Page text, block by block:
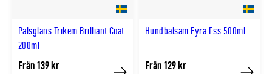
Pälsglans Trikem Brilliant Coat
200ml
Från 139 kr
Hundbalsam Fyra Ess 500ml
Från 129 kr